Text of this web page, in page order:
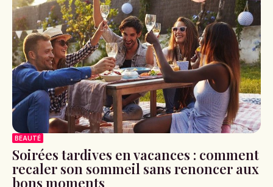
BEAUTÉ
Soirées tardives en vacances : comment
recaler son sommeil sans renoncer aux
bons moments